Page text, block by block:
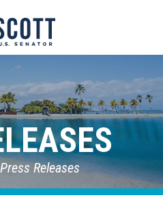
Press Releases